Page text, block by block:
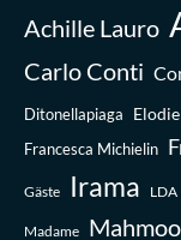
Achille Lauro
Carlo Conti
Ditonellapiaga Elodie
Francesca Michielin
Gäste Irama LDA
Madame